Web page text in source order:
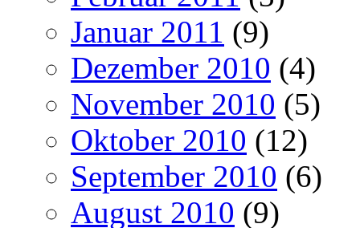
Januar 2011 (9)
Dezember 2010 (4)
November 2010 (5)
Oktober 2010 (12)
September 2010 (6)
August 2010 (9)